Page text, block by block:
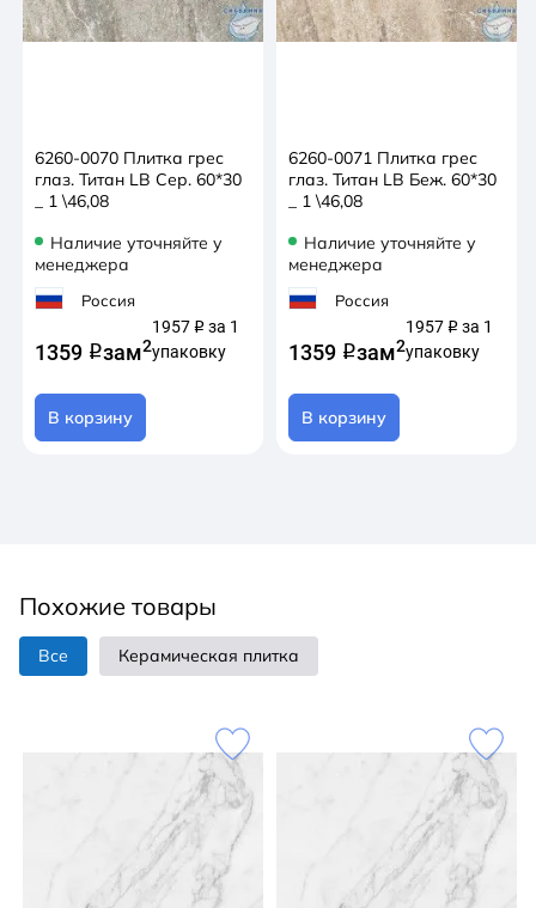
6260-0070 Плитка грес
глаз. Титан LB Сер. 60*30
_ 1 \46,08
Наличие уточняйте у
менеджера
Россия
1359 qзам2
1957 q за 1
упаковку
В корзину
6260-0071 Плитка грес
глаз. Титан LB Беж. 60*30
_ 1 \46,08
Наличие уточняйте у
менеджера
Россия
1359 qзам2
1957 q за 1
упаковку
В корзину
Похожие товары
Все Керамическая плитка